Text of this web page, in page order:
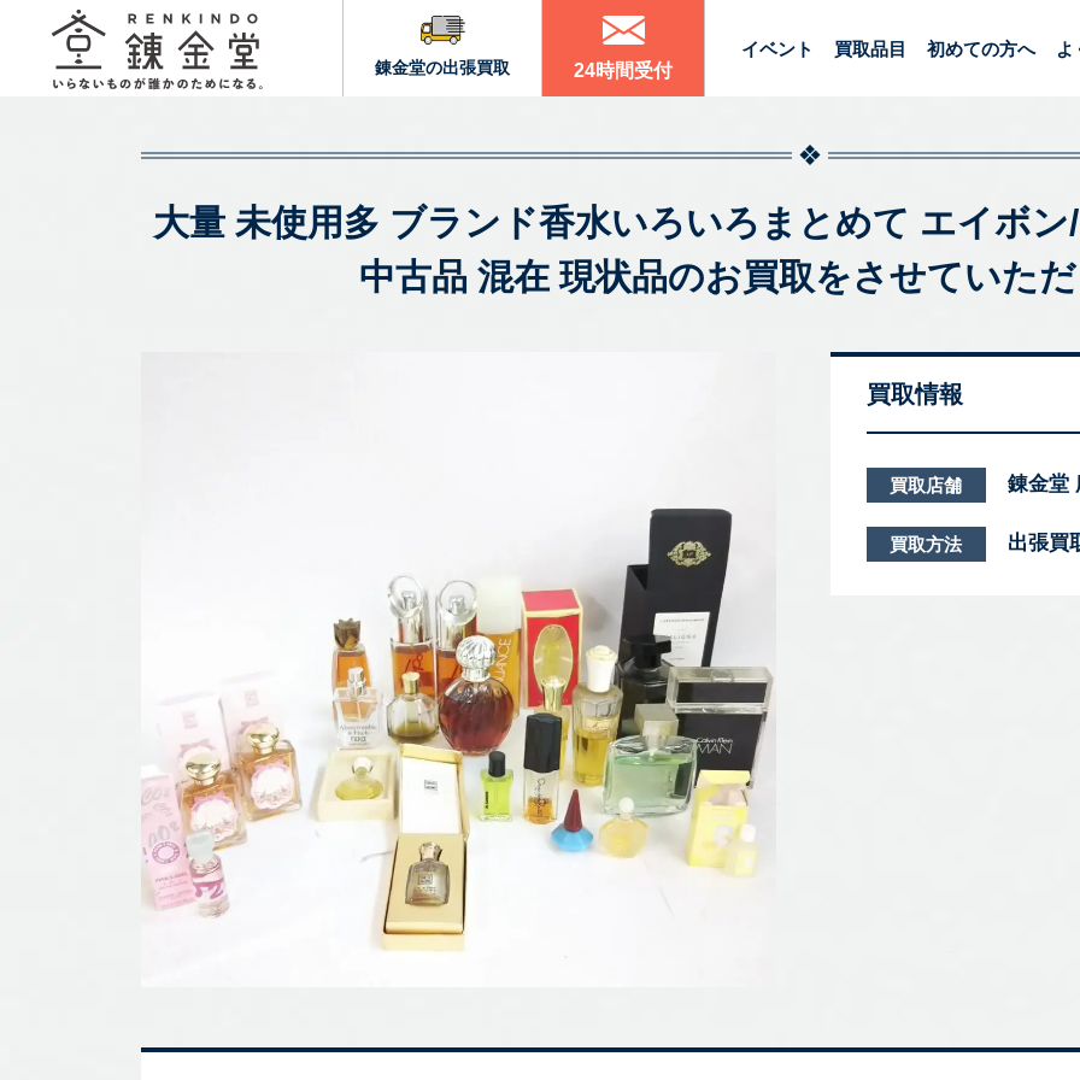
錬金堂の出張買取 24時間受付
イベント 買取品目 初めての方へ よ
大量 未使用多 ブランド香水いろいろまとめて エイボ
中古品 混在 現状品のお買取をさせていた
買取情報
買取店舗 錬金堂
買取方法 出張買